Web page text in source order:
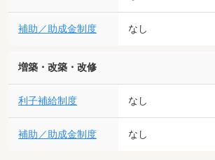
補助／助成金制度 なし
増築・改築・改修
利子補給制度 なし
補助／助成金制度 なし